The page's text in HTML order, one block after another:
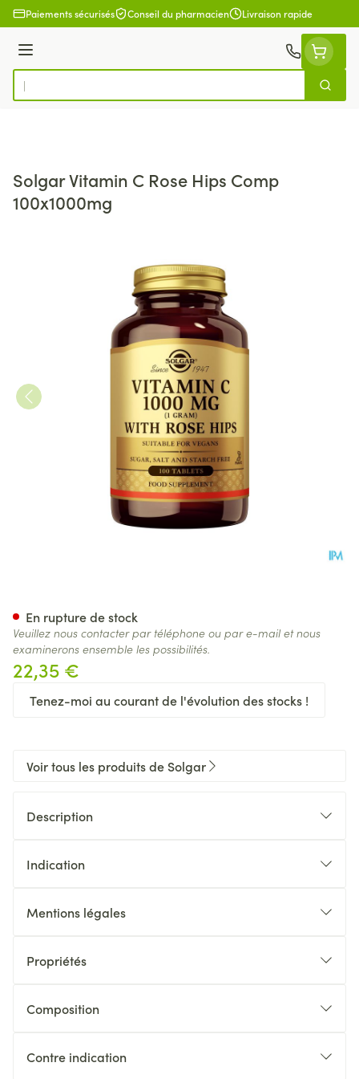
Aller au contenu
Paiements sécurisés Conseil du pharmacien Livraison rapide
Menu
Rechercher
Solgar Vitamin C Rose Hips Comp
100x1000mg
22,35 €
Tenez-moi au courant de l'évolution des stocks !
En rupture de stock
Veuillez nous contacter par téléphone ou par e-mail et nous
examinerons ensemble les possibilités.
Voir tous les produits de Solgar
Description
Indication
Mentions légales
Propriétés
Composition
Contre indication